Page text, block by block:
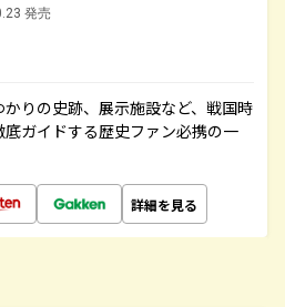
発売
りの史跡、展示施設など、戦国時
ガイドする歴史ファン必携の一
詳細を見る